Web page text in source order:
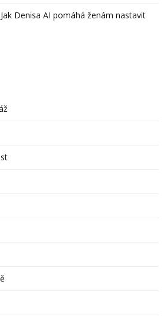
Denisa AI pomáhá ženám nastavit